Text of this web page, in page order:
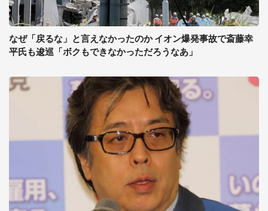
なぜ「戻るな」と言えなかったのか イオン爆発事故で斎藤幸
平氏も逡巡「ボクもできなかっただろうなあ」